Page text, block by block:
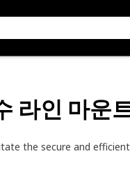
라인 마운
the secure and